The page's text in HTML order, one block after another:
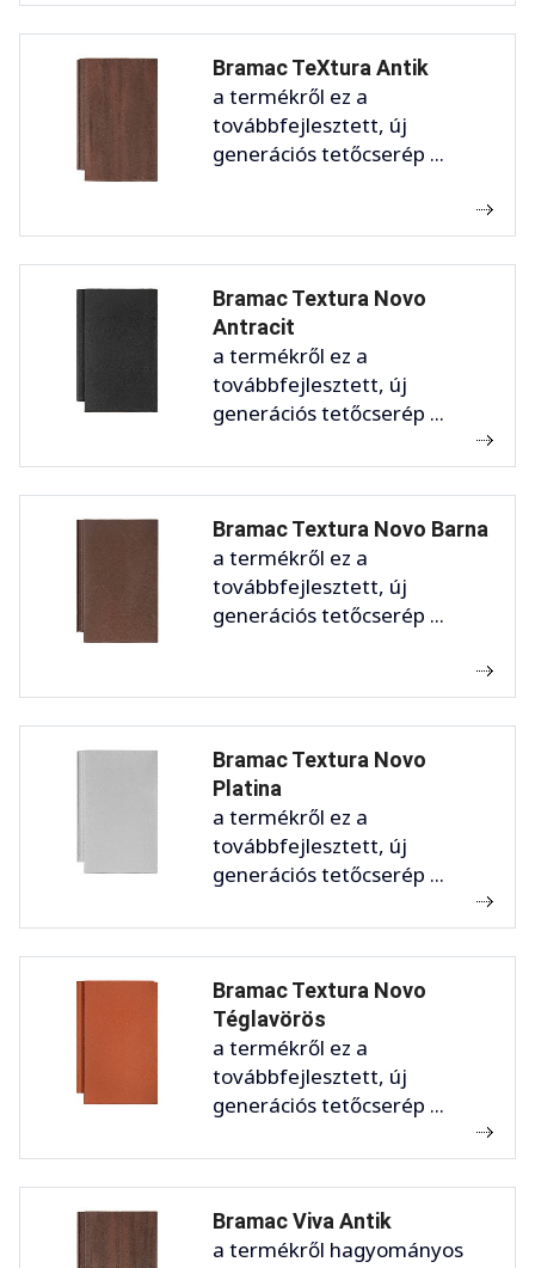
Bramac TeXtura Antik
a termékről ez a
továbbfejlesztett, új
generációs tetőcserép ...
Bramac Textura Novo
Antracit
a termékről ez a
továbbfejlesztett, új
generációs tetőcserép ...
Bramac Textura Novo Barna
a termékről ez a
továbbfejlesztett, új
generációs tetőcserép ...
Bramac Textura Novo
Platina
a termékről ez a
továbbfejlesztett, új
generációs tetőcserép ...
Bramac Textura Novo
Téglavörös
a termékről ez a
továbbfejlesztett, új
generációs tetőcserép ...
Bramac Viva Antik
a termékről hagyományos